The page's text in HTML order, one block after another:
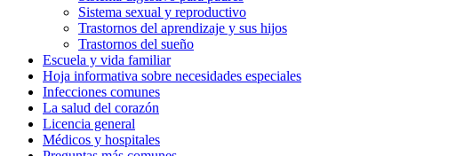
Sistema sexual y reproductivo
Trastornos del aprendizaje y sus hijos
Trastornos del sueño
Escuela y vida familiar
Hoja informativa sobre necesidades especiales
Infecciones comunes
La salud del corazón
Licencia general
Médicos y hospitales